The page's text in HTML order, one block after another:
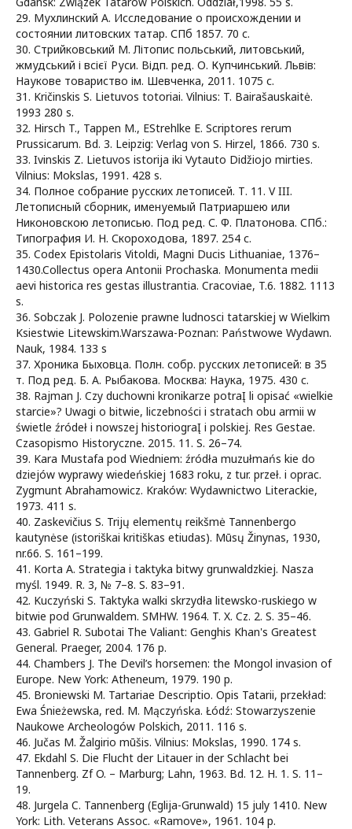
29. Мухлинский А. Исследование о происхождении и
состоянии литовских татар. СПб 1857. 70 с.
30. Стрийковський М. Літопис польський, литовський,
жмудський і всієї Руси. Відп. ред. О. Купчинський. Львів:
Наукове товариство ім. Шевченка, 2011. 1075 с.
31. Kričinskis S. Lietuvos totoriai. Vilnius: T. Bairašauskaitė.
1993 280 s.
32. Hirsch T., Tappen M., EStrehlke E. Scriptores rerum
Prussicarum. Bd. 3. Leipzig: Verlag von S. Hirzel, 1866. 730 s.
33. Ivinskis Z. Lietuvos istorija iki Vytauto Didžiojo mirties.
Vilnius: Mokslas, 1991. 428 s.
34. Полное собрание русских летописей. Т. 11. V III.
Летописный сборник, именуемый Патриаршею или
Никоновскою летописью. Под ред. С. Ф. Платонова. СПб.:
Типография И. Н. Скороходова, 1897. 254 с.
35. Codex Epistolaris Vitoldi, Magni Ducis Lithuaniae, 1376–
1430.Collectus opera Antonii Prochaska. Monumenta medii
aevi historica res gestas illustrantia. Cracoviae, T.6. 1882. 1113
s.
36. Sobczak J. Polozenie prawne ludnosci tatarskiej w Wielkim
Ksiestwie Litewskim.Warszawa-Poznan: Państwowe Wydawn.
Nauk, 1984. 133 s
37. Хроника Быховца. Полн. cобр. русских летописей: в 35
т. Под ред. Б. А. Рыбакова. Москва: Наука, 1975. 430 c.
38. Rajman J. Czy duchowni kronikarze potraĮ li opisać «wielkie
starcie»? Uwagi o bitwie, liczebności i stratach obu armii w
świetle źródeł i nowszej historiograĮ i polskiej. Res Gestae.
Czasopismo Historyczne. 2015. 11. S. 26–74.
39. Kara Mustafa pod Wiedniem: źródła muzułmańs kie do
dziejów wyprawy wiedeńskiej 1683 roku, z tur. przeł. i oprac.
Zygmunt Abrahamowicz. Kraków: Wydawnictwo Literackie,
1973. 411 s.
40. Zaskevičius S. Trijų elementų reikšmė Tannenbergo
kautynėse (istoriškai kritiškas etiudas). Mūsų Žinynas, 1930,
nr.66. S. 161–199.
41. Korta A. Strategia i taktyka bitwy grunwaldzkiej. Nasza
myśl. 1949. R. 3, № 7–8. S. 83–91.
42. Kuczyński S. Taktyka walki skrzydła litewsko-ruskiego w
bitwie pod Grunwaldem. SMHW. 1964. T. X. Cz. 2. S. 35–46.
43. Gabriel R. Subotai The Valiant: Genghis Khan's Greatest
General. Praeger, 2004. 176 р.
44. Chambers J. The Devil’s horsemen: the Mongol invasion of
Europe. New York: Atheneum, 1979. 190 p.
45. Broniewski M. Tartariae Descriptio. Opis Tatarii, przekład:
Ewa Śnieżewska, red. M. Mączyńska. Łódź: Stowarzyszenie
Naukowe Archeologów Polskich, 2011. 116 s.
46. Jučas M. Žalgirio mūšis. Vilnius: Mokslas, 1990. 174 s.
47. Ekdahl S. Die Flucht der Litauer in der Schlacht bei
Tannenberg. Zf O. – Marburg; Lahn, 1963. Bd. 12. H. 1. S. 11–
19.
48. Jurgеla C. Tannenberg (Eglija-Grunwald) 15 july 1410. New
York: Lith. Veterans Assoc. «Ramove», 1961. 104 p.